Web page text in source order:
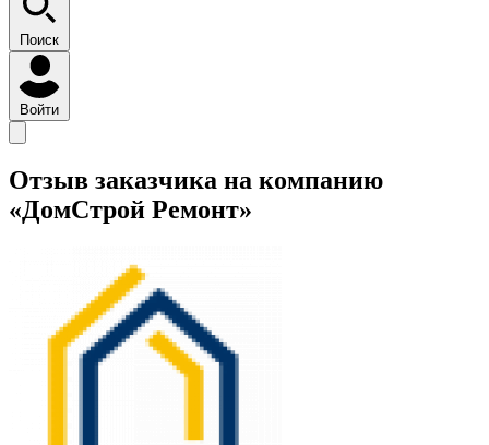
Поиск
Войти
Отзыв заказчика на компанию
«ДомCтрой Ремонт»